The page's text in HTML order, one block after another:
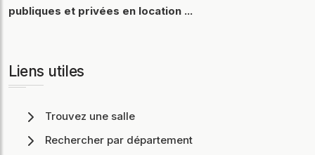
publiques et privées en location ...
Liens utiles
Trouvez une salle
Rechercher par département